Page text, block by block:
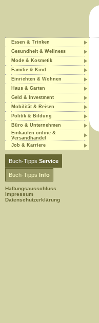
Essen & Trinken
Gesundheit & Wellness
Mode & Kosmetik
Familie & Kind
Einrichten & Wohnen
Haus & Garten
Geld & Investment
Mobilität & Reisen
Politik & Bildung
Büro & Unternehmen
Einkaufen online &
Versandhandel
Job & Karriere
Buch-Tipps Service
Buch-Tipps Info
Haftungsausschluss
Impressum
Datenschutzerklärung